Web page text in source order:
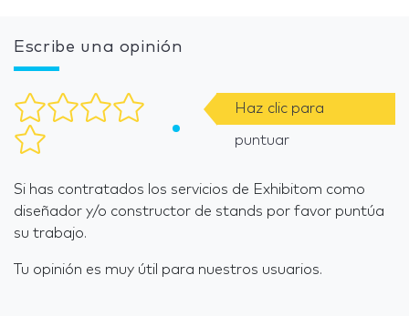
Escribe una opinión
Haz clic para
puntuar
Si has contratados los servicios de Exhibitom como
diseñador y/o constructor de stands por favor puntúa
su trabajo.
Tu opinión es muy útil para nuestros usuarios.